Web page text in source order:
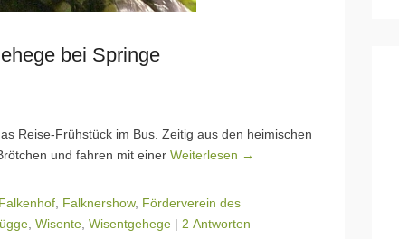
bei Springe
Reise-Frühstück im Bus. Zeitig aus den heimischen
und fahren mit einer Weiterlesen →
Falkenhof Falknershow, Förderverein des
Wisente Wisentgehege | 2 Antworten